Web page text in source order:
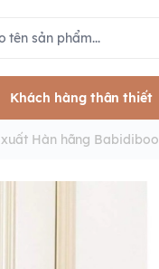
Khách hàng thân thiết
Hàn hãng Babidiboo